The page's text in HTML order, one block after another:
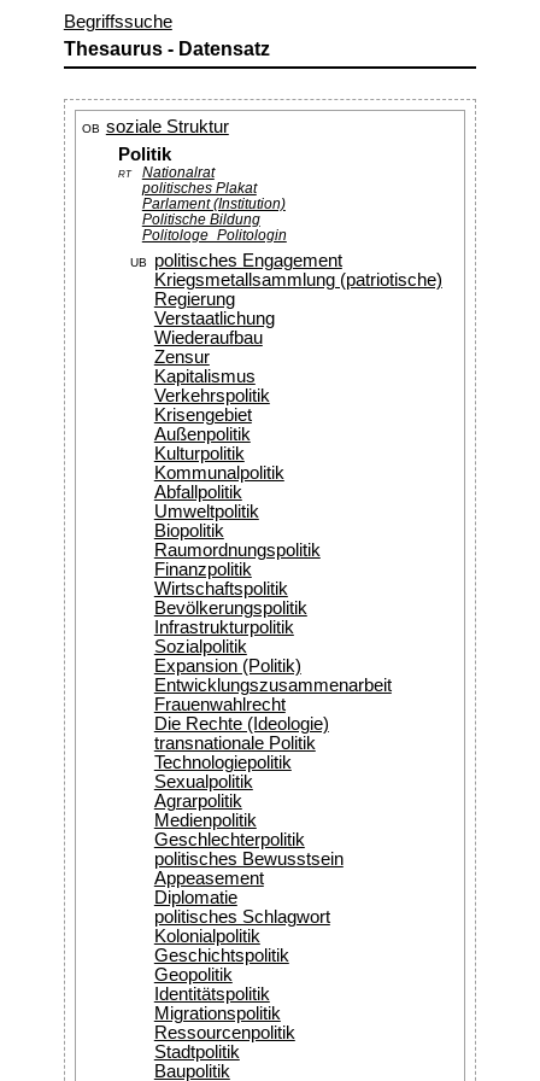
Begriffssuche
Thesaurus - Datensatz
OB soziale Struktur
Politik
RT
Nationalrat
politisches Plakat
Parlament (Institution)
Politische Bildung
Politologe_Politologin
UB
politisches Engagement
Kriegsmetallsammlung (patriotische)
Regierung
Verstaatlichung
Wiederaufbau
Zensur
Kapitalismus
Verkehrspolitik
Krisengebiet
Außenpolitik
Kulturpolitik
Kommunalpolitik
Abfallpolitik
Umweltpolitik
Biopolitik
Raumordnungspolitik
Finanzpolitik
Wirtschaftspolitik
Bevölkerungspolitik
Infrastrukturpolitik
Sozialpolitik
Expansion (Politik)
Entwicklungszusammenarbeit
Frauenwahlrecht
Die Rechte (Ideologie)
transnationale Politik
Technologiepolitik
Sexualpolitik
Agrarpolitik
Medienpolitik
Geschlechterpolitik
politisches Bewusstsein
Appeasement
Diplomatie
politisches Schlagwort
Kolonialpolitik
Geschichtspolitik
Geopolitik
Identitätspolitik
Migrationspolitik
Ressourcenpolitik
Stadtpolitik
Baupolitik